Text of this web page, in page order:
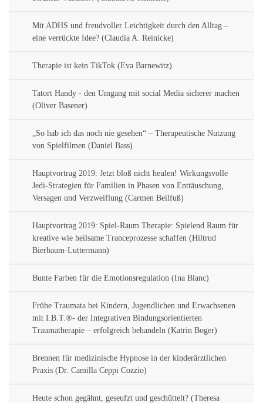
Mit ADHS und freudvoller Leichtigkeit durch den Alltag –
eine verrückte Idee? (Claudia A. Reinicke)
Therapie ist kein TikTok (Eva Barnewitz)
Tatort Handy - den Umgang mit social Media sicherer machen
(Oliver Basener)
„So hab ich das noch nie gesehen“ – Therapeutische Nutzung
von Spielfilmen (Daniel Bass)
Hauptvortrag 2019: Jetzt bloß nicht heulen! Wirkungsvolle
Jedi-Strategien für Familien in Phasen von Enttäuschung,
Versagen und Verzweiflung (Carmen Beilfuß)
Hauptvortrag 2019: Spiel-Raum Therapie: Spielend Raum für
kreative wie heilsame Tranceprozesse schaffen (Hiltrud
Bierbaum-Luttermann)
Bunte Farben für die Emotionsregulation (Ina Blanc)
Frühe Traumata bei Kindern, Jugendlichen und Erwachsenen
mit I.B.T.®- der Integrativen Bindungsorientierten
Traumatherapie – erfolgreich behandeln (Katrin Boger)
Brennen für medizinische Hypnose in der kinderärztlichen
Praxis (Dr. Camilla Ceppi Cozzio)
Heute schon gegähnt, geseufzt und geschüttelt? (Theresa